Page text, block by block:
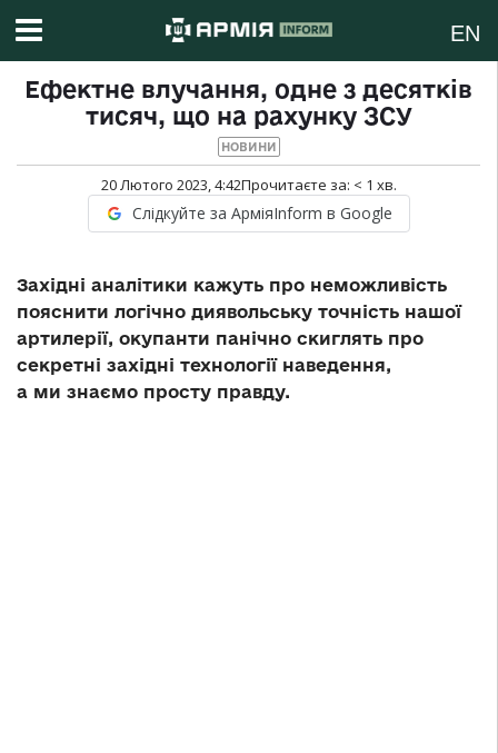
EN
Ефектне влучання, одне з десятків
тисяч, що на рахунку ЗСУ
НОВИНИ
20 Лютого 2023, 4:42Прочитаєте за: < 1 хв.
Слідкуйте за АрміяInform в Google
Західні аналітики кажуть про неможливість
пояснити логічно диявольську точність нашої
артилерії, окупанти панічно скиглять про
секретні західні технології наведення,
а ми знаємо просту правду.